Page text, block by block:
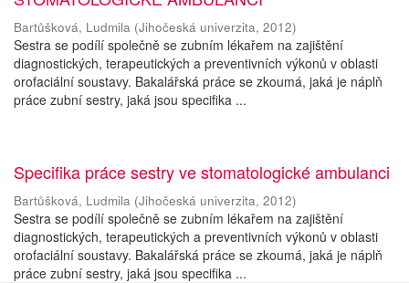
Bartůšková, Ludmila (Jihočeská univerzita, 2012)
Sestra se podílí společně se zubním lékařem na zajištění
diagnostických, terapeutických a preventivních výkonů v oblasti
orofaciální soustavy. Bakalářská práce se zkoumá, jaká je náplň
práce zubní sestry, jaká jsou specifika ...
Specifika práce sestry ve stomatologické ambulanci
Bartůšková, Ludmila (Jihočeská univerzita, 2012)
Sestra se podílí společně se zubním lékařem na zajištění
diagnostických, terapeutických a preventivních výkonů v oblasti
orofaciální soustavy. Bakalářská práce se zkoumá, jaká je náplň
práce zubní sestry, jaká jsou specifika ...